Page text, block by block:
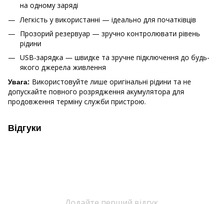
на одному заряді
Легкість у використанні — ідеально для початківців
Прозорий резервуар — зручно контролювати рівень
рідини
USB-зарядка — швидке та зручне підключення до будь-
якого джерела живлення
Увага: Використовуйте лише оригінальні рідини та не
допускайте повного розрядження акумулятора для
продовження терміну служби пристрою.
Відгуки